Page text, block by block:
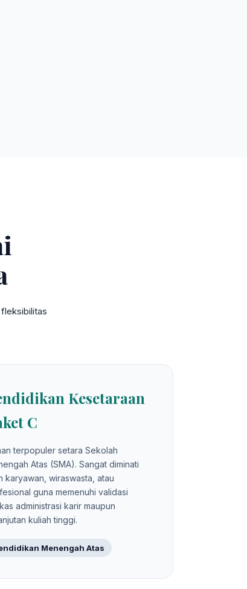
Kesetaraan
C
terpopuler setara Sekolah
Atas (SMA). Sangat diminati
karyawan, wiraswasta, atau
guna memenuhi validasi
administrasi karir maupun
kuliah tinggi.
Menengah Atas